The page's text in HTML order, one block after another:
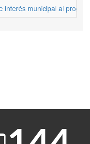
interés municipal al